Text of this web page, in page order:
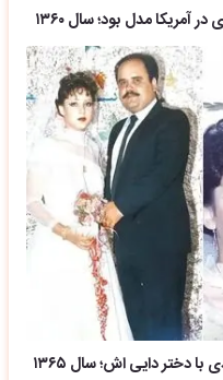
آمریکا مدل بود؛ سال ۱۳۶۰
دختر دایی اش؛ سال ۱۳۶۵